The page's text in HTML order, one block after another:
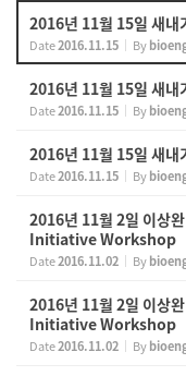
2016년 11월 15일 새내
Date2016.11.15 By
2016년 11월 15일 새내
Date2016.11.15 By
2016년 11월 15일 새내
Date2016.11.15 By
2016년 11월 2일 이상
Initiative Workshop
Date2016.11.02 By
2016년 11월 2일 이상
Initiative Workshop
Date2016.11.02 By